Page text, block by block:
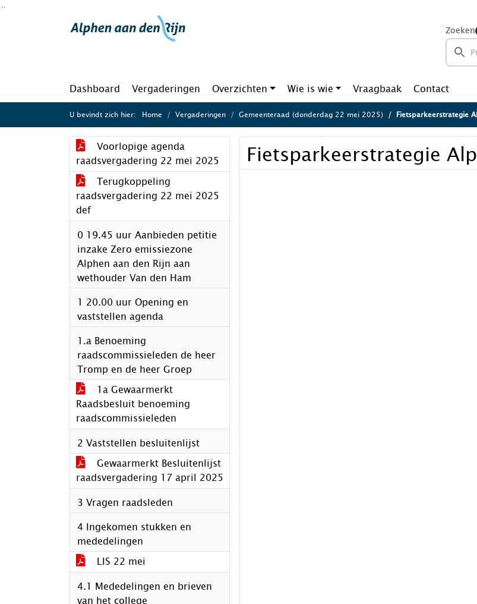
Ga naar de inhoud van deze pagina
Zoeken
Dashboard Vergaderingen Overzichten Wie is wie Vraagbaak Contact
U bevindt zich hier: Home Vergaderingen Gemeenteraad (donderdag 22 mei 2025) Fietsparkeerstrategie
Voorlopige agenda
raadsvergadering 22 mei 2025
Terugkoppeling
raadsvergadering 22 mei 2025
def
0 19.45 uur Aanbieden petitie
inzake Zero emissiezone
Alphen aan den Rijn aan
wethouder Van den Ham
1 20.00 uur Opening en
vaststellen agenda
1.a Benoeming
raadscommissieleden de heer
Tromp en de heer Groep
1a Gewaarmerkt
Raadsbesluit benoeming
raadscommissieleden
2 Vaststellen besluitenlijst
Gewaarmerkt Besluitenlijst
raadsvergadering 17 april 2025
3 Vragen raadsleden
4 Ingekomen stukken en
mededelingen
LIS 22 mei
4.1 Mededelingen en brieven
van het college
Fietsparkeerstrategie